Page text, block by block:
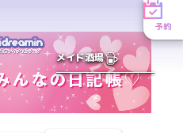
予約
メイド酒場